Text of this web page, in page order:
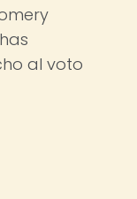
al voto